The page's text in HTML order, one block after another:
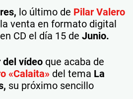
lo último de Pilar Valero
venta en formato digital
CD el día 15 de Junio.
del vídeo que acaba de
«Calaita» del tema La
su próximo sencillo